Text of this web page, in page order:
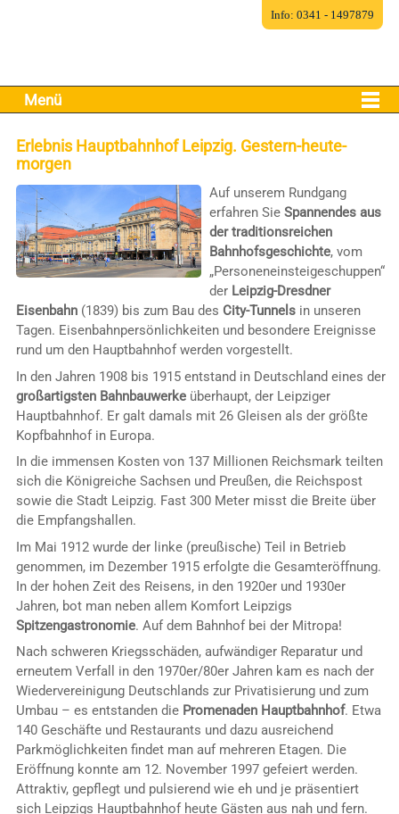
Menü
Erlebnis Hauptbahnhof Leipzig. Gestern-heute-
morgen
Auf unserem Rundgang
erfahren Sie Spannendes aus
der traditionsreichen
Bahnhofsgeschichte, vom
„Personeneinsteigeschuppen“
der Leipzig-Dresdner
Eisenbahn(1839) bis zum Bau des City-Tunnelsin unseren
Tagen. Eisenbahnpersönlichkeiten und besondere Ereignisse
rund um den Hauptbahnhof werden vorgestellt.
In den Jahren 1908 bis 1915 entstand in Deutschland eines der
großartigsten Bahnbauwerkeüberhaupt, der Leipziger
Hauptbahnhof. Er galt damals mit 26 Gleisen als der größte
Kopfbahnhof in Europa.
In die immensen Kosten von 137 Millionen Reichsmark teilten
sich die Königreiche Sachsen und Preußen, die Reichspost
sowie die Stadt Leipzig. Fast 300 Meter misst die Breite über
die Empfangshallen.
Im Mai 1912 wurde der linke (preußische) Teil in Betrieb
genommen, im Dezember 1915 erfolgte die Gesamteröffnung.
In der hohen Zeit des Reisens, in den 1920er und 1930er
Jahren, bot man neben allem Komfort Leipzigs
Spitzengastronomie. Auf dem Bahnhof bei der Mitropa!
Nach schweren Kriegsschäden, aufwändiger Reparatur und
erneutem Verfall in den 1970er/80er Jahren kam es nach der
Wiedervereinigung Deutschlands zur Privatisierung und zum
Umbau – es entstanden die Promenaden Hauptbahnhof. Etwa
140 Geschäfte und Restaurants und dazu ausreichend
Parkmöglichkeiten findet man auf mehreren Etagen. Die
Eröffnung konnte am 12. November 1997 gefeiert werden.
Attraktiv, gepflegt und pulsierend wie eh und je präsentiert
sich Leipzigs Hauptbahnhof heute Gästen aus nah und fern.
Info: 0341 - 1497879